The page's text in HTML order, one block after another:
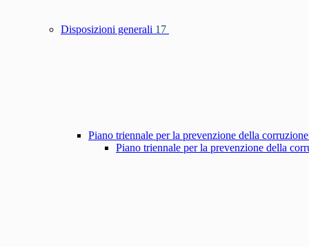
Disposizioni generali 17
Piano triennale per la prevenzione della
Piano triennale per la prevenzione della